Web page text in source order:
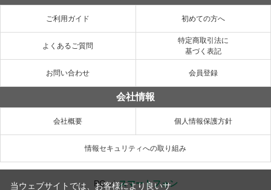
ご利用ガイド 初めての方へ
よくあるご質問
特定商取引法に
基づく表記
お問い合わせ 会員登録
会社情報
会社概要 個人情報保護方針
情報セキュリティへの取り組み
PC／スマートフォン
当ウェブサイトでは、お客様により良いサ